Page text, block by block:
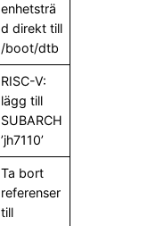
enhetsträ
d direkt till
/boot/dtb
RISC-V:
lägg till
SUBARCH
’jh7110’
Ta bort
referenser
till